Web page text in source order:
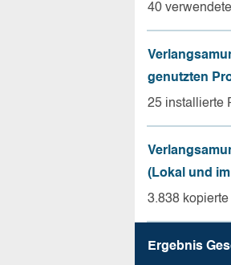
40
genutzten
25 installierte
(Lokal und
3.838
Ergebnis